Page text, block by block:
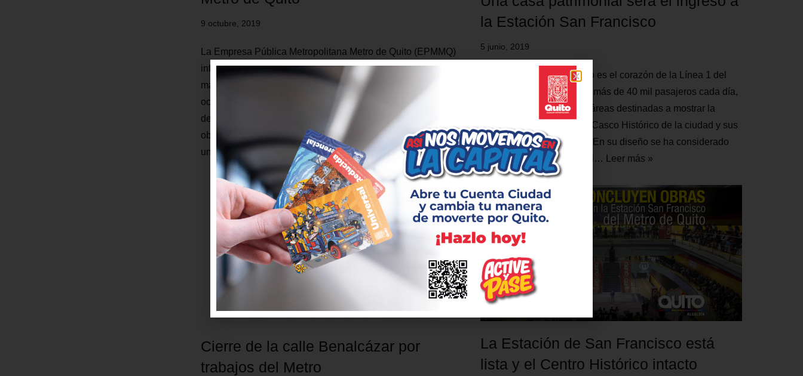
9 octubre, 2019
La Empresa Pública Metropolitana Metro de Quito (EPMMQ)
informa a la ciudadanía que durante la jornada de
manifestaciones ocurrida entre el lunes 7 y el miércoles 9 de
octubre en la capital, se han reportado un número importante
de afectaciones, daños y saqueos en diferentes frentes de
obra de la Línea 1 del Metro. Hasta el momento se identifica
una…
Leer más »
la Estación San Francisco
5 junio, 2019
La Estación San Francisco es el corazón de la Línea 1 del
Metro de Quito. Recibirá a más de 40 mil pasajeros cada día,
y tendrá en sus espacios, áreas destinadas a mostrar la
historia y el desarrollo del Casco Histórico de la ciudad y sus
zonas más emblemáticas. En su diseño se ha considerado
hasta el mínimo detalle del…
Leer más »
Cierre de la calle Benalcázar por
trabajos del Metro
La Estación de San Francisco está
lista y el Centro Histórico intacto